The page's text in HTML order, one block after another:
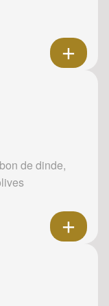
de dinde,